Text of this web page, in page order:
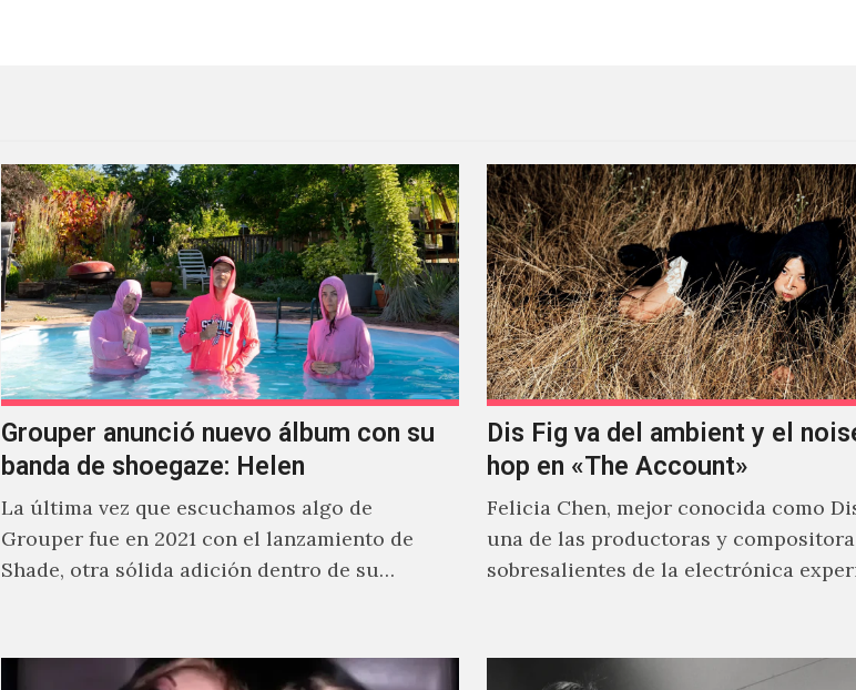
Grouper anunció nuevo álbum con su
banda de shoegaze: Helen
La última vez que escuchamos algo de
Grouper fue en 2021 con el lanzamiento de
Shade, otra sólida adición dentro de su
Dis Fig va del ambient y el
hop en «The Account»
Felicia Chen, mejor conocida como
una de las productoras y
sobresalientes de la electrónica